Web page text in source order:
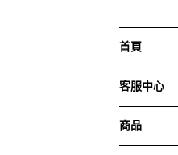
首頁
客服中心
商品